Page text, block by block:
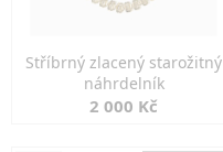
Stříbrný zlacený starožitný
náhrdelník
2 000 Kč